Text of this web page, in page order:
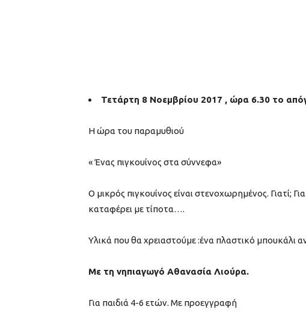
Τετάρτη 8 Νοεμβρίου 2017 , ώρα 6.30 το
Η ώρα του παραμυθιού
« Ένας πιγκουίνος στα σύννεφα»
Ο μικρός πιγκουίνος είναι στενοχωρημένος. Γιατί;
καταφέρει με τίποτα….
Υλικά που θα χρειαστούμε :ένα πλαστικό μπουκάλι
Με τη νηπιαγωγό Αθανασία Λιούρα.
Για παιδιά 4-6 ετών. Με προεγγραφή